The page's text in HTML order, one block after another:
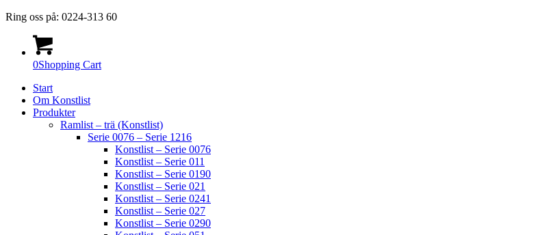
Ring oss på: 0224-313 60
0Shopping Cart
Start
Om Konstlist
Produkter
Ramlist – trä (Konstlist)
Serie 0076 – Serie 1216
Konstlist – Serie 0076
Konstlist – Serie 011
Konstlist – Serie 0190
Konstlist – Serie 021
Konstlist – Serie 0241
Konstlist – Serie 027
Konstlist – Serie 0290